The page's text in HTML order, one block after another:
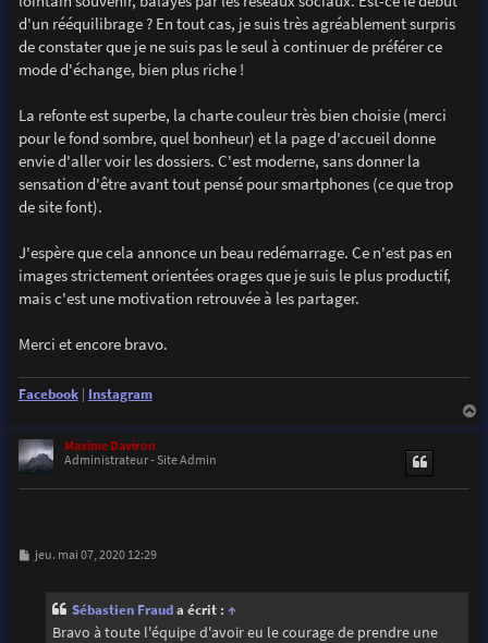
e
d'un rééquilibrage ? En tout cas, je suis très agréablement surpris
de constater que je ne suis pas le seul à continuer de préférer ce
mode d'échange, bien plus riche !
La refonte est superbe, la charte couleur très bien choisie (merci
pour le fond sombre, quel bonheur) et la page d'accueil donne
envie d'aller voir les dossiers. C'est moderne, sans donner la
sensation d'être avant tout pensé pour smartphones (ce que trop
de site font).
J'espère que cela annonce un beau redémarrage. Ce n'est pas en
images strictement orientées orages que je suis le plus productif,
mais c'est une motivation retrouvée à les partager.
Merci et encore bravo.
Facebook| Instagram
Maxime Daviron
Administrateur - Site Admin
M
jeu. mai 07, 2020 12:29
Sébastien Frauda écrit : ↑
Bravo à toute l'équipe d'avoir eu le courage de prendre une